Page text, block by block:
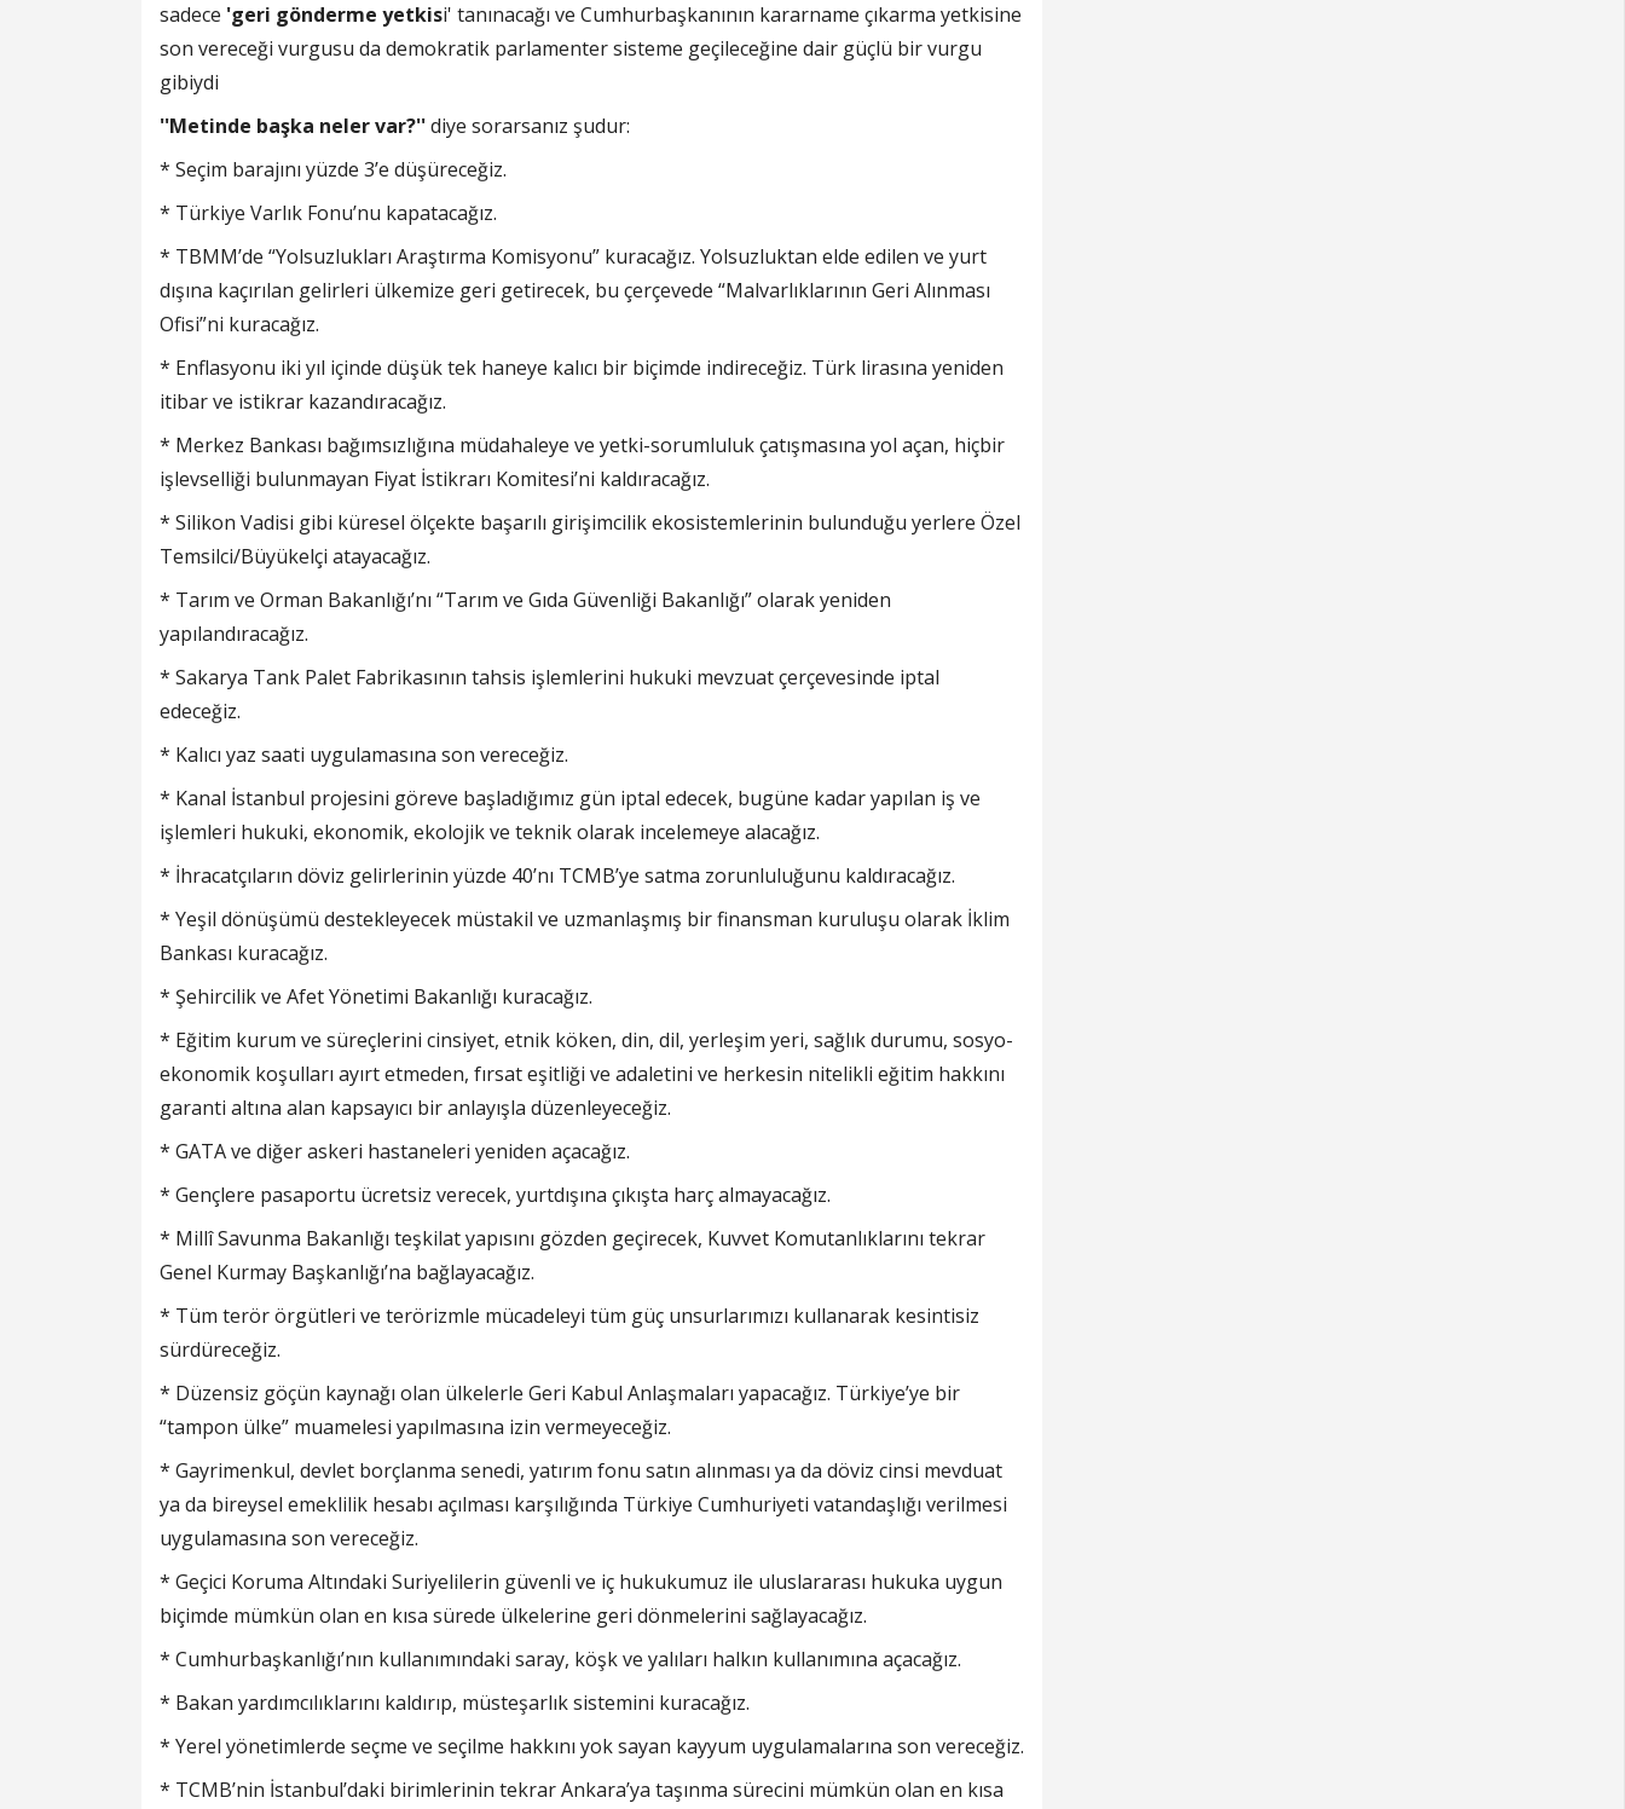
sadece 'geri gönderme yetkisi' tanınacağı ve Cumhurbaşkanının kararname çıkarma yetkisine
son vereceği vurgusu da demokratik parlamenter sisteme geçileceğine dair güçlü bir vurgu
gibiydi
''Metinde başka neler var?''diye sorarsanız şudur:
* Seçim barajını yüzde 3’e düşüreceğiz.
* Türkiye Varlık Fonu’nu kapatacağız.
* TBMM’de “Yolsuzlukları Araştırma Komisyonu” kuracağız. Yolsuzluktan elde edilen ve yurt
dışına kaçırılan gelirleri ülkemize geri getirecek, bu çerçevede “Malvarlıklarının Geri Alınması
Ofisi”ni kuracağız.
* Enflasyonu iki yıl içinde düşük tek haneye kalıcı bir biçimde indireceğiz. Türk lirasına yeniden
itibar ve istikrar kazandıracağız.
* Merkez Bankası bağımsızlığına müdahaleye ve yetki-sorumluluk çatışmasına yol açan, hiçbir
işlevselliği bulunmayan Fiyat İstikrarı Komitesi’ni kaldıracağız.
* Silikon Vadisi gibi küresel ölçekte başarılı girişimcilik ekosistemlerinin bulunduğu yerlere Özel
Temsilci/Büyükelçi atayacağız.
* Tarım ve Orman Bakanlığı’nı “Tarım ve Gıda Güvenliği Bakanlığı” olarak yeniden
yapılandıracağız.
* Sakarya Tank Palet Fabrikasının tahsis işlemlerini hukuki mevzuat çerçevesinde iptal
edeceğiz.
* Kalıcı yaz saati uygulamasına son vereceğiz.
* Kanal İstanbul projesini göreve başladığımız gün iptal edecek, bugüne kadar yapılan iş ve
işlemleri hukuki, ekonomik, ekolojik ve teknik olarak incelemeye alacağız.
* İhracatçıların döviz gelirlerinin yüzde 40’nı TCMB’ye satma zorunluluğunu kaldıracağız.
* Yeşil dönüşümü destekleyecek müstakil ve uzmanlaşmış bir finansman kuruluşu olarak İklim
Bankası kuracağız.
* Şehircilik ve Afet Yönetimi Bakanlığı kuracağız.
* Eğitim kurum ve süreçlerini cinsiyet, etnik köken, din, dil, yerleşim yeri, sağlık durumu, sosyo-
ekonomik koşulları ayırt etmeden, fırsat eşitliği ve adaletini ve herkesin nitelikli eğitim hakkını
garanti altına alan kapsayıcı bir anlayışla düzenleyeceğiz.
* GATA ve diğer askeri hastaneleri yeniden açacağız.
* Gençlere pasaportu ücretsiz verecek, yurtdışına çıkışta harç almayacağız.
* Millî Savunma Bakanlığı teşkilat yapısını gözden geçirecek, Kuvvet Komutanlıklarını tekrar
Genel Kurmay Başkanlığı’na bağlayacağız.
* Tüm terör örgütleri ve terörizmle mücadeleyi tüm güç unsurlarımızı kullanarak kesintisiz
sürdüreceğiz.
* Düzensiz göçün kaynağı olan ülkelerle Geri Kabul Anlaşmaları yapacağız. Türkiye’ye bir
“tampon ülke” muamelesi yapılmasına izin vermeyeceğiz.
* Gayrimenkul, devlet borçlanma senedi, yatırım fonu satın alınması ya da döviz cinsi mevduat
ya da bireysel emeklilik hesabı açılması karşılığında Türkiye Cumhuriyeti vatandaşlığı verilmesi
uygulamasına son vereceğiz.
* Geçici Koruma Altındaki Suriyelilerin güvenli ve iç hukukumuz ile uluslararası hukuka uygun
biçimde mümkün olan en kısa sürede ülkelerine geri dönmelerini sağlayacağız.
* Cumhurbaşkanlığı’nın kullanımındaki saray, köşk ve yalıları halkın kullanımına açacağız.
* Bakan yardımcılıklarını kaldırıp, müsteşarlık sistemini kuracağız.
* Yerel yönetimlerde seçme ve seçilme hakkını yok sayan kayyum uygulamalarına son vereceğiz.
* TCMB’nin İstanbul’daki birimlerinin tekrar Ankara’ya taşınma sürecini mümkün olan en kısa